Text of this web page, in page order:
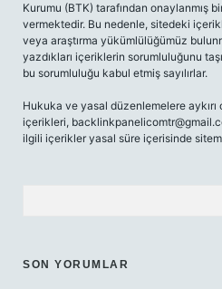
Kurumu (BTK) tarafından onaylanmış
vermektedir. Bu nedenle, sitedeki
veya araştırma yükümlülüğümüz
yazdıkları içeriklerin sorumluluğunu
bu sorumluluğu kabul etmiş sayılırlar.
Hukuka ve yasal düzenlemelere
içerikleri,
ilgili içerikler yasal süre içerisinde
SON YORUMLAR